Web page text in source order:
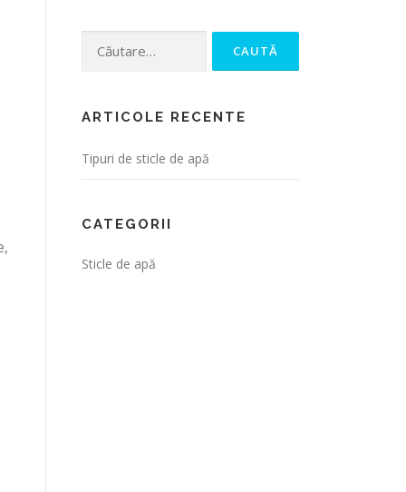
Caută
ARTICOLE RECENTE
Tipuri de sticle de apă
CATEGORII
Sticle de apă